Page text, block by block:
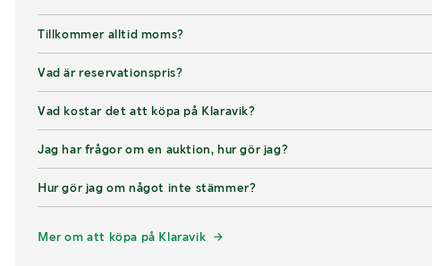
Tillkommer alltid moms?
Vad är reservationspris?
Vad kostar det att köpa på Klaravik?
Jag har frågor om en auktion, hur gör jag?
Hur gör jag om något inte stämmer?
Mer om att köpa på Klaravik